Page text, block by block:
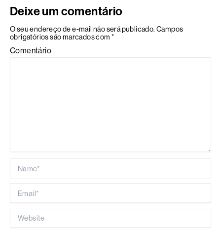
Deixe um comentário
O seu endereço de e-mail não será publicado. Campos
obrigatórios são marcados com *
Comentário